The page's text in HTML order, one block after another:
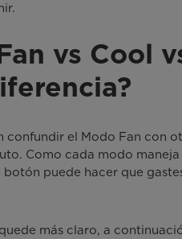
vs Cool
confundir el Modo Fan con
Como cada modo
puede hacer que
más claro, a